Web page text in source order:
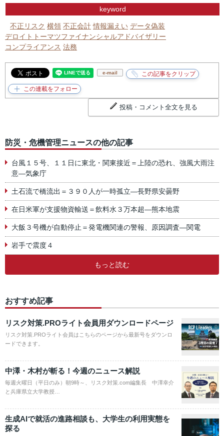
keyword
不正リスク 横領 不正会計 情報漏えい データ偽装
デロイトトーマツファイナンシャルアドバイザリー
コンプライアンス 法務
e-mail
投稿・コメント全文を見る
防災・危機管理ニュースの他の記事
台風１５号、１１日に東北・関東接近＝上陸の恐れ、強風大雨注
意―気象庁
土石流で橋流出＝３９０人が一時孤立―長野県安曇野
在日米軍が支援物資輸送＝飲料水３万本超―熊本地震
大飯３号機が自動停止＝発電機関連の警報、原因調査―関電
岩手で震度４
もっと読む
おすすめ記事
リスク対策.PROライト会員用ダウンロードページ
リスク対策.PROライト会員はこちらのページから最新号をダウンロ
ードできます。
中澤・木村が斬る！今週のニュース解説
毎週火曜日（平日のみ）朝9時～、リスク対策.com編集長 中澤幸介
と兵庫県立大学教授…
生成AIで就活の進路相談も、大学生の利用実態を
探る